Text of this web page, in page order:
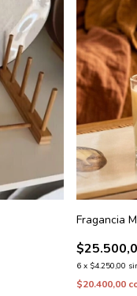
Fragancia
6 x $4.250,00
$20.400,00